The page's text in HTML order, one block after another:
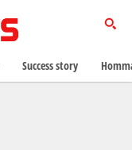
Success story